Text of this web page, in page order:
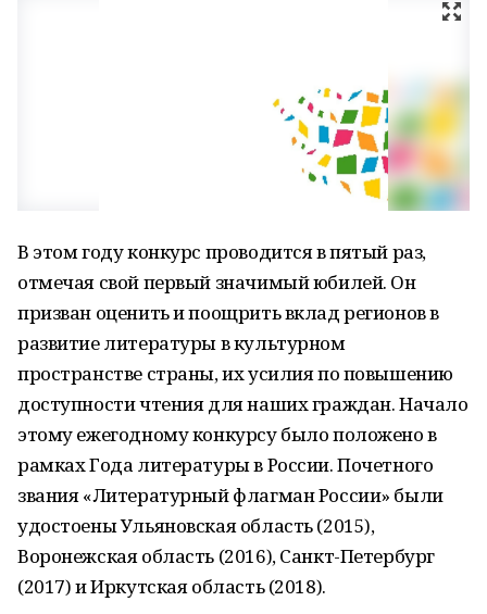
В этом году конкурс проводится в пятый раз,
отмечая свой первый значимый юбилей. Он
призван оценить и поощрить вклад регионов в
развитие литературы в культурном
пространстве страны, их усилия по повышению
доступности чтения для наших граждан. Начало
этому ежегодному конкурсу было положено в
рамках Года литературы в России. Почетного
звания «Литературный флагман России» были
удостоены Ульяновская область (2015),
Воронежская область (2016), Санкт-Петербург
(2017) и Иркутская область (2018).